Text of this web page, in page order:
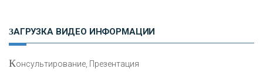
ЗАГРУЗКА ВИДЕО ИНФОРМАЦИИ
Консультирование, Презентация